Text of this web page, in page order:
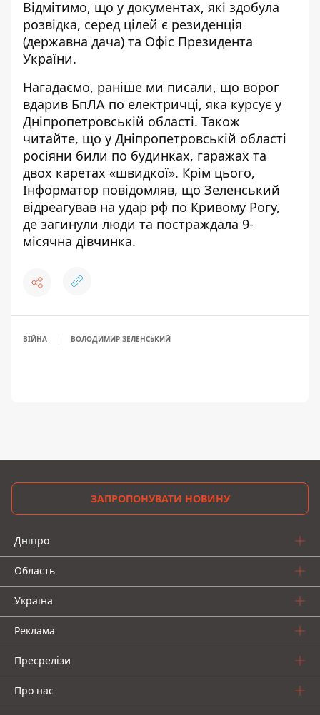
Відмітимо, що у документах, які здобула
розвідка, серед цілей є резиденція
(державна дача) та Офіс Президента
України.
Нагадаємо, раніше ми писали, що ворог
вдарив БпЛА по електричці, яка курсує у
Дніпропетровській області. Також
читайте, що у Дніпропетровській області
росіяни били по будинках, гаражах та
двох каретах «швидкої». Крім цього,
Інформатор повідомляв, що Зеленський
відреагував на удар рф по Кривому Рогу,
де загинули люди та постраждала 9-
місячна дівчинка.
ВІЙНА ВОЛОДИМИР ЗЕЛЕНСЬКИЙ
ЗАПРОПОНУВАТИ НОВИНУ
Дніпро
Область
Україна
Реклама
Пресрелізи
Про нас